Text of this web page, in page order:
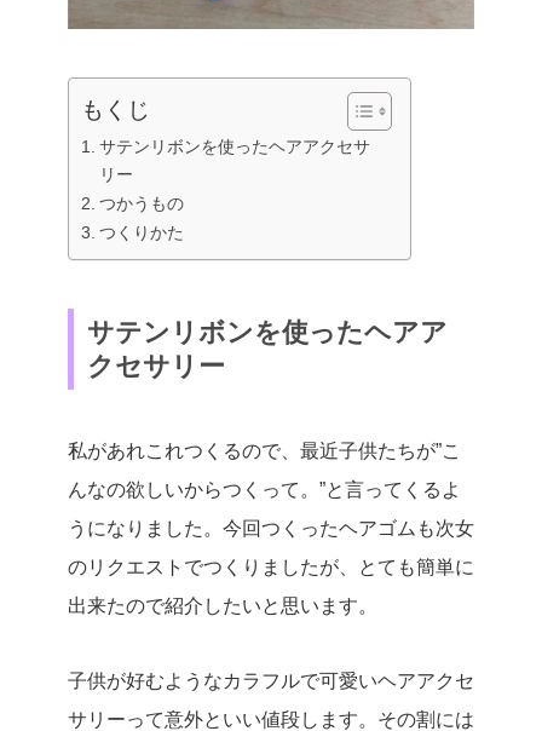
もくじ
サテンリボンを使ったヘアアクセサ
リー
つかうもの
つくりかた
サテンリボンを使ったヘアア
クセサリー
私があれこれつくるので、最近子供たちが”こ
んなの欲しいからつくって。”と言ってくるよ
うになりました。今回つくったヘアゴムも次女
のリクエストでつくりましたが、とても簡単に
出来たので紹介したいと思います。
子供が好むようなカラフルで可愛いヘアアクセ
サリーって意外といい値段します。その割には